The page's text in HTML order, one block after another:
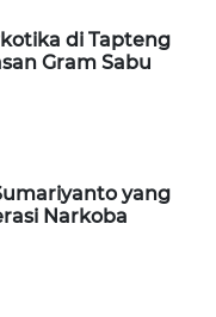
di Tapteng
Gram Sabu
yang
Narkoba